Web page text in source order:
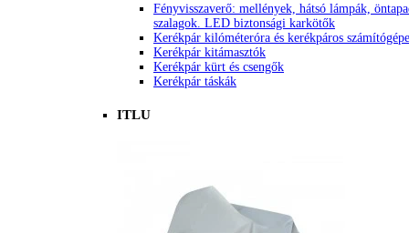
Fényvisszaverő: mellények, hátsó lámpák,
szalagok. LED biztonsági karkötők
Kerékpár kilóméteróra és kerékpáros
Kerékpár kitámasztók
Kerékpár kürt és csengők
Kerékpár táskák
ITLU